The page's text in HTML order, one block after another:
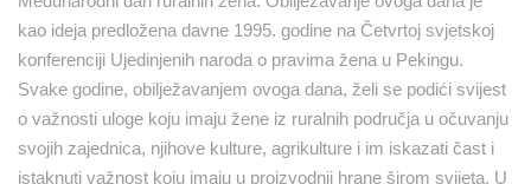
kao ideja predložena davne 1995. godine na Četvrtoj svjetskoj
konferenciji Ujedinjenih naroda o pravima žena u Pekingu.
Svake godine, obilježavanjem ovoga dana, želi se podići svijest
o važnosti uloge koju imaju žene iz ruralnih područja u očuvanju
svojih zajednica, njihove kulture, agrikulture i im iskazati čast i
istaknuti važnost koju imaju u proizvodnji hrane širom svijeta. U